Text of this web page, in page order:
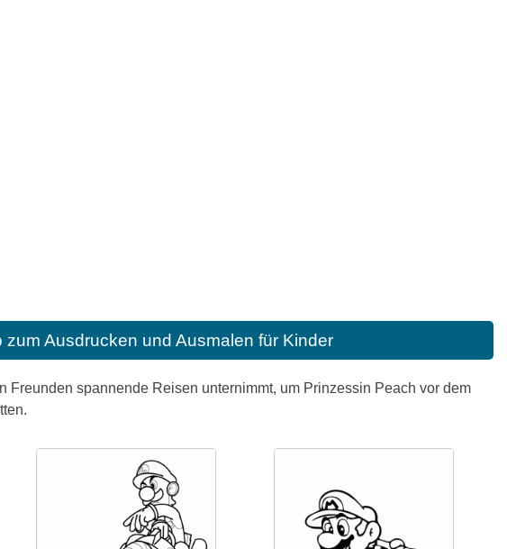
Ausdrucken und Ausmalen für Kinder
spannende Reisen unternimmt, um Prinzessin Peach vor dem